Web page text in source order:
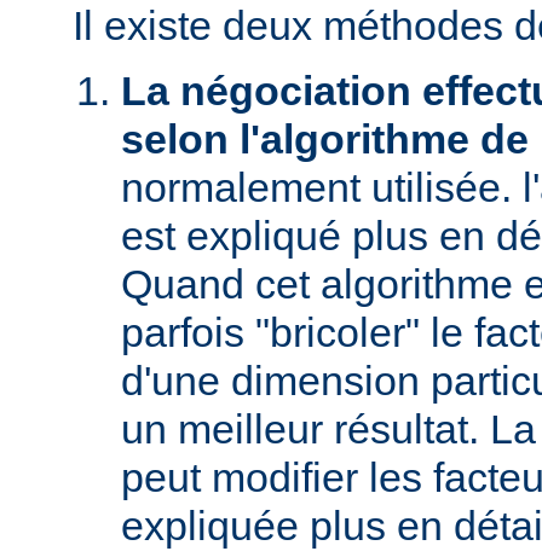
Il existe deux méthodes
La négociation
selon l'algorithme de
normalement utilisée.
est expliqué plus en
Quand cet algorithme
parfois "bricoler" le
d'une dimension
un meilleur résultat.
peut modifier les
expliquée plus en